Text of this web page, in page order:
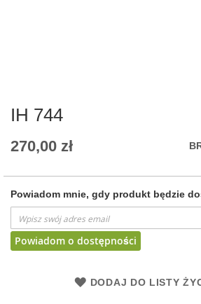
the
gallery
IH 744
270,00 zł
Powiadom mnie, gdy produkt będzie
Powiadom o dostępności
DODAJ DO LISTY